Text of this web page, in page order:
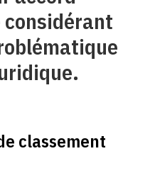
classement